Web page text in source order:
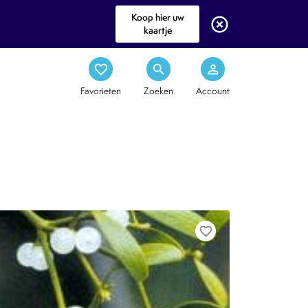
Koop hier uw
kaartje
highlight_off
favorite_border
Favorieten
search
Zoeken
person_outline
Account
favorite_border